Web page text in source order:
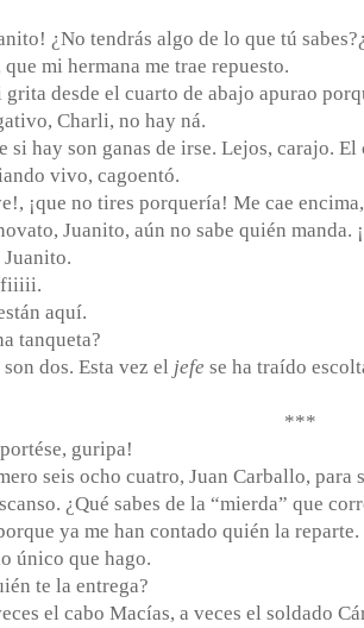
¿No tendrás algo de lo que tú
mi hermana me trae repuesto.
desde el cuarto de abajo apurao
Charli, no hay ná.
si hay son ganas de irse. Lejos, carajo. El
vivo, cagoentó.
¡que no tires porquería! Me cae
Juanito, aún no sabe quién manda.
aquí.
tanqueta?
dos. Esta vez el jefe se ha traído
***
guripa!
seis ocho cuatro, Juan Carballo, para
¿Qué sabes de la “mierda” que
ya me han contado quién la reparte.
único que hago.
te la entrega?
el cabo Macías, a veces el soldado